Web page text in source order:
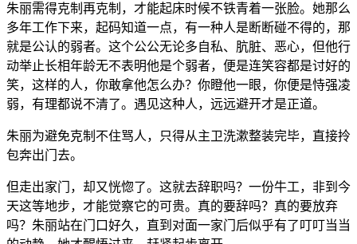
朱丽需得克制再克制，才能起床时候不铁青着一张脸。她那么
多年工作下来，起码知道一点，有一种人是断断碰不得的，那
就是公认的弱者。这个公公无论多自私、肮脏、恶心，但他行
动举止长相年龄无不表明他是个弱者，便是连笑容都是讨好的
笑，这样的人，你敢拿他怎么办？你瞪他一眼，你便是恃强凌
弱，有理都说不清了。遇见这种人，远远避开才是正道。
朱丽为避免克制不住骂人，只得从主卫洗漱整装完毕，直接拎
包奔出门去。
但走出家门，却又恍惚了。这就去辞职吗？一份牛工，非到今
天这等地步，才能觉察它的可贵。真的要辞吗？真的要放弃
吗？朱丽站在门口好久，直到对面一家门后似乎有了叮叮当当